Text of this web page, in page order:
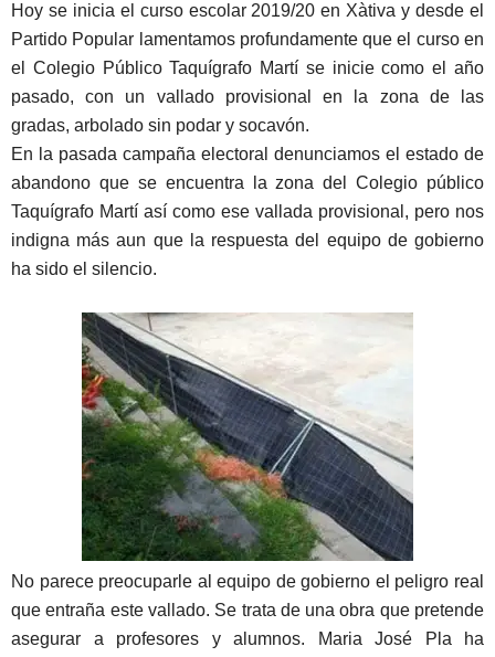
Hoy se inicia el curso escolar 2019/20 en Xàtiva y desde el
Partido Popular lamentamos profundamente que el curso en
el Colegio Público Taquígrafo Martí se inicie como el año
pasado, con un vallado provisional en la zona de las
gradas, arbolado sin podar y socavón.
En la pasada campaña electoral denunciamos el estado de
abandono que se encuentra la zona del Colegio público
Taquígrafo Martí así como ese vallada provisional, pero nos
indigna más aun que la respuesta del equipo de gobierno
ha sido el silencio.
No parece preocuparle al equipo de gobierno el peligro real
que entraña este vallado. Se trata de una obra que pretende
asegurar a profesores y alumnos. Maria José Pla ha